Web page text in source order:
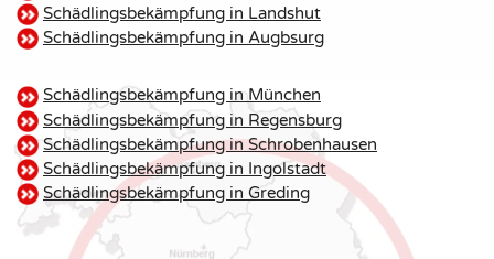
Schädlingsbekämpfung in Landshut
Schädlingsbekämpfung in Augbsurg
Schädlingsbekämpfung in München
Schädlingsbekämpfung in Regensburg
Schädlingsbekämpfung in Schrobenhausen
Schädlingsbekämpfung in Ingolstadt
Schädlingsbekämpfung in Greding